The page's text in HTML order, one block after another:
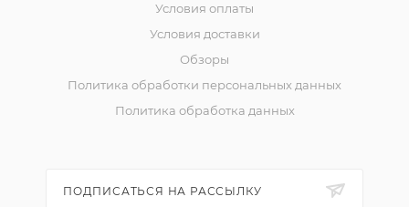
Условия оплаты
Условия доставки
Обзоры
Политика обработки персональных данных
Политика обработка данных
ПОДПИСАТЬСЯ НА РАССЫЛКУ